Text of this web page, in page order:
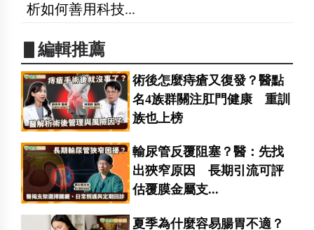
析如何善用科技...
▋編輯推薦
術後怎麼痔瘡又復發？醫點
名4族群關注肛門健康 重訓
族也上榜
輸尿管反覆阻塞？醫：先找
出狹窄原因 長期引流可評
估覆膜金屬支...
夏季為什麼容易腸胃不適？